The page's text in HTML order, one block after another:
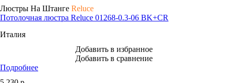
Люстры На Штанге Reluce
Потолочная люстра Reluce 01268-0.3-06 BK+CR
Италия
Добавить в избранное
Добавить в сравнение
Подробнее